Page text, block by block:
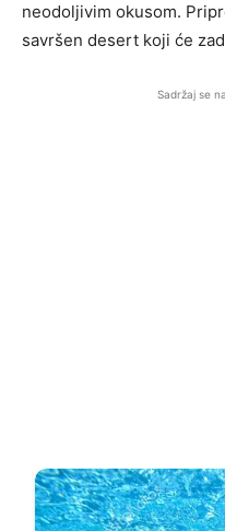
neodoljivim okusom.
savršen desert koji će
Sadržaj se